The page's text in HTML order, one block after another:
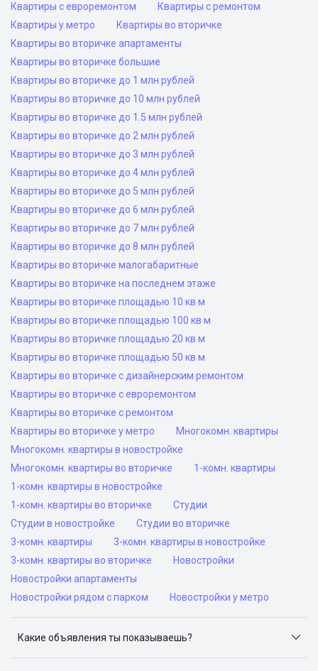
Квартиры с евроремонтом
Квартиры с ремонтом
Квартиры у метро
Квартиры во вторичке
Квартиры во вторичке апартаменты
Квартиры во вторичке большие
Квартиры во вторичке до 1 млн рублей
Квартиры во вторичке до 10 млн рублей
Квартиры во вторичке до 1.5 млн рублей
Квартиры во вторичке до 2 млн рублей
Квартиры во вторичке до 3 млн рублей
Квартиры во вторичке до 4 млн рублей
Квартиры во вторичке до 5 млн рублей
Квартиры во вторичке до 6 млн рублей
Квартиры во вторичке до 7 млн рублей
Квартиры во вторичке до 8 млн рублей
Квартиры во вторичке малогабаритные
Квартиры во вторичке на последнем этаже
Квартиры во вторичке площадью 10 кв м
Квартиры во вторичке площадью 100 кв м
Квартиры во вторичке площадью 20 кв м
Квартиры во вторичке площадью 50 кв м
Квартиры во вторичке с дизайнерским ремонтом
Квартиры во вторичке с евроремонтом
Квартиры во вторичке с ремонтом
Квартиры во вторичке у метро
Многокомн. квартиры
Многокомн. квартиры в новостройке
Многокомн. квартиры во вторичке
1-комн. квартиры
1-комн. квартиры в новостройке
1-комн. квартиры во вторичке
Студии
Студии в новостройке
Студии во вторичке
3-комн. квартиры
3-комн. квартиры в новостройке
3-комн. квартиры во вторичке
Новостройки
Новостройки апартаменты
Новостройки рядом с парком
Новостройки у метро
Какие объявления ты показываешь?